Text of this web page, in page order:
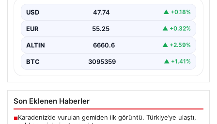
sağlaması büyük bir değer ifade etmektedir. Halen…
USD 47.74 ▲ +0.18%
EUR 55.25 ▲ +0.32%
ALTIN 6660.6 ▲ +2.59%
BTC 3095359 ▲ +1.41%
Son Eklenen Haberler
■Karadeniz’de vurulan gemiden ilk görüntü. Türkiye’ye ulaştı,